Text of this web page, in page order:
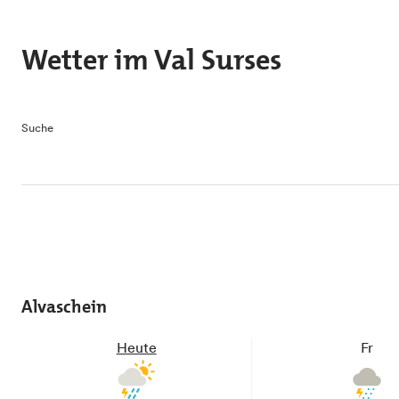
Wetter im Val Surses
Suche
Alvaschein
Heute Fr